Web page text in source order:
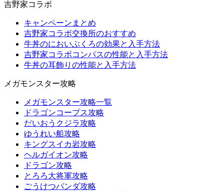
吉野家コラボ
キャンペーンまとめ
吉野家コラボ交換所のおすすめ
牛丼のにおいぶくろの効果と入手方法
吉野家コラボコンパスの性能と入手方法
牛丼の耳飾りの性能と入手方法
メガモンスター攻略
メガモンスター攻略一覧
ドラゴンコープス攻略
だいおうクジラ攻略
ゆうれい船攻略
キングスイカ岩攻略
ヘルガイオン攻略
ドラゴン攻略
とろろ大将軍攻略
ごうけつパンダ攻略